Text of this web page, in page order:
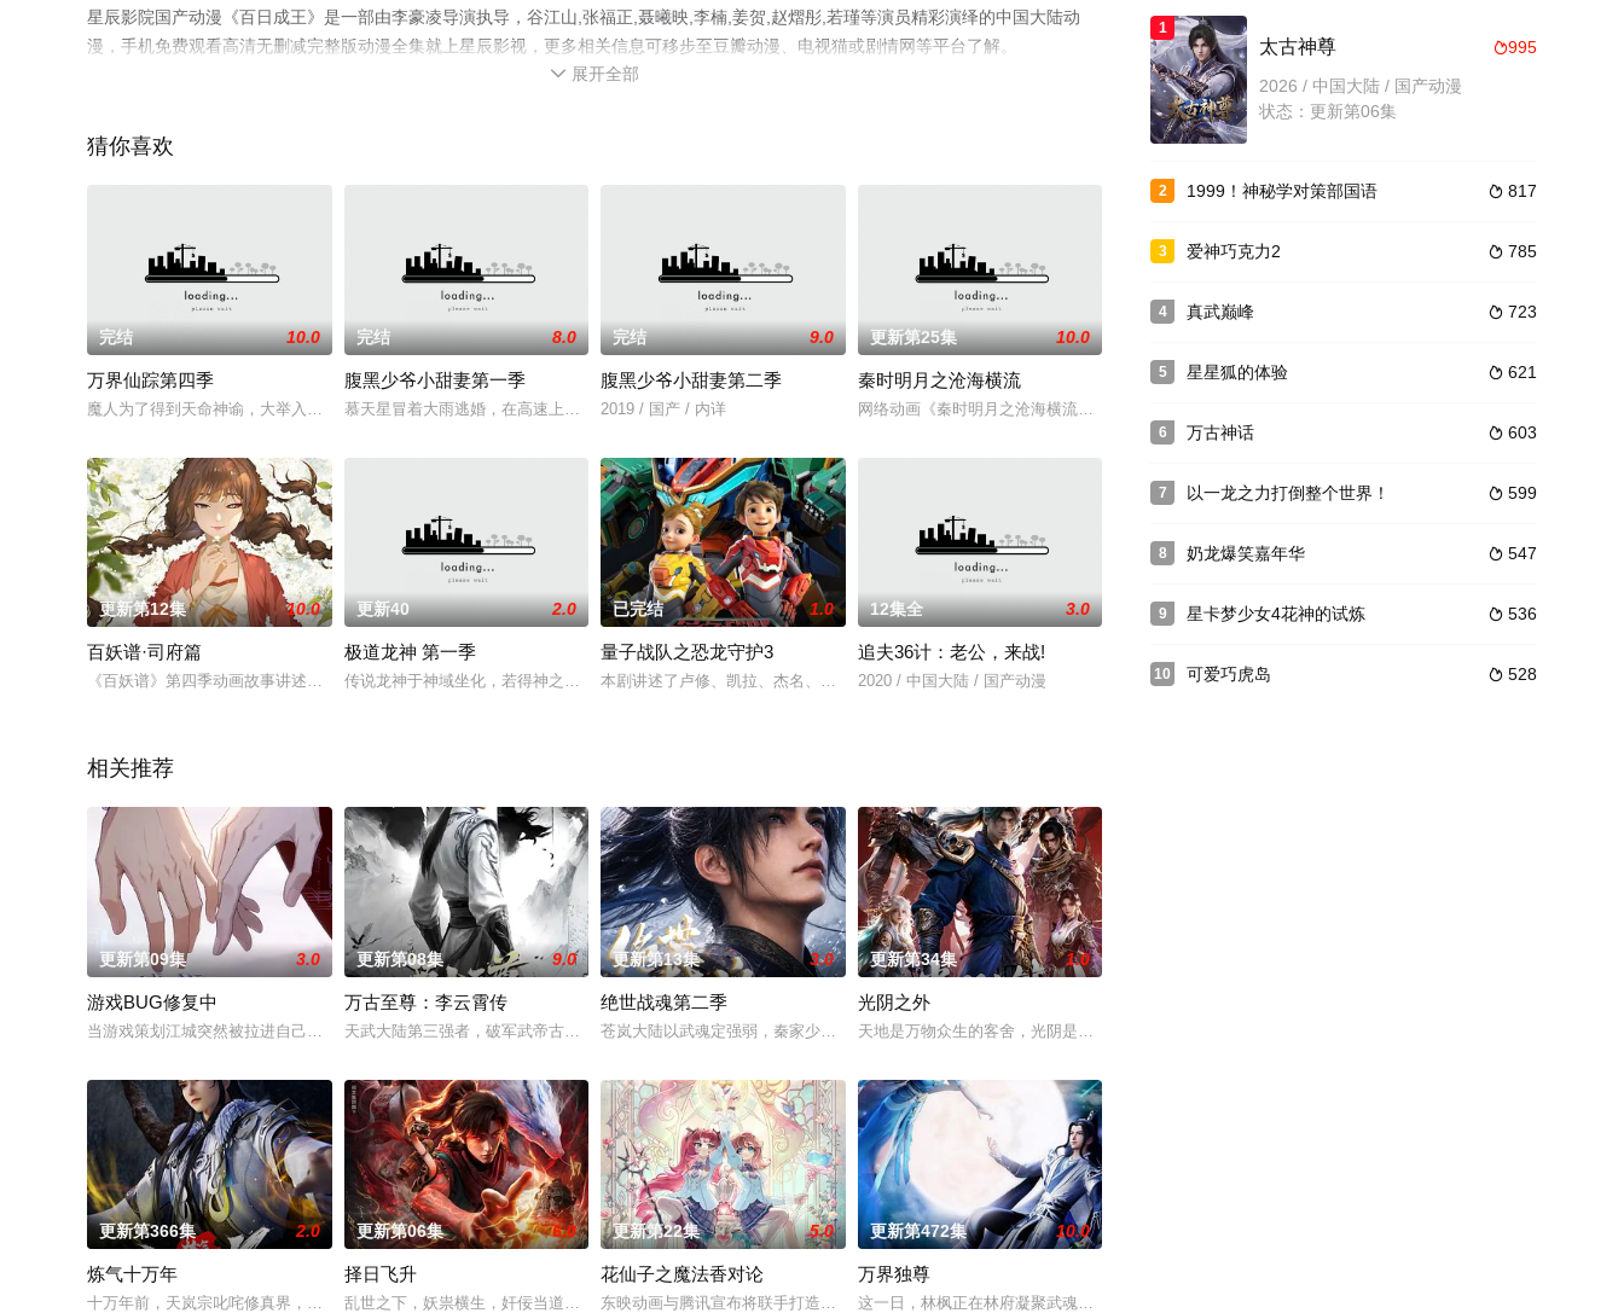
星辰影院国产动漫《百日成王》是一部由李豪凌导演执导，谷江山,张福正,聂曦映,李楠,姜贺,赵熠彤,若瑾等演员精彩演绎的中国大陆动
漫，手机免费观看高清无删减完整版动漫全集就上星辰影视，更多相关信息可移步至豆瓣动漫、电视猫或剧情网等平台了解。
 展开全部
猜你喜欢
完结 10.0
万界仙踪第四季
魔人为了得到天命神谕，大举入侵青羽世家，魔族首领亲自下场对战叶星云，但最终仍是棋差一招，被叶星云打败。与此同时，
完结 8.0
腹黑少爷小甜妻第一季
慕天星冒着大雨逃婚，在高速上拦下了凌冽的车，凌冽认出慕天星就是半年前救下自己的救命恩人，并得知慕天星联姻的对象竟
完结 9.0
腹黑少爷小甜妻第二季
2019 / 国产 / 内详
更新第25集 10.0
秦时明月之沧海横流
网络动画《秦时明月之沧海横流》是由沈乐平执导、杭州玄机科技信息技术有限公司出品的中国3D武侠动画《
更新第12集 10.0
百妖谱·司府篇
《百妖谱》第四季动画故事讲述，桃天带着小和尚磨牙、小狐妖滚滚和桃都老邻居柳公子一起继续为了寻找失踪的百妖谱而云游
更新40 2.0
极道龙神 第一季
传说龙神于神域坐化，若得神之传承者，成神州新主宰。各宗门帮派为夺龙神传承而纷争渐起。主人公楚千夜因其父遗失宗门镇
已完结 1.0
量子战队之恐龙守护3
本剧讲述了卢修、凯拉、杰名、欧泽四位少年，借助量子隧道穿梭于地球与太古星城之间，与星城特工携手寻找核心能源“太古
12集全 3.0
追夫36计：老公，来战!
2020 / 中国大陆 / 国产动漫
相关推荐
更新第09集 3.0
游戏BUG修复中
当游戏策划江城突然被拉进自己精心打造的数字世界时，他原本以为能在这片熟悉的地方游刃有余。然而，令他震惊的是，游戏
更新第08集 9.0
万古至尊：李云霄传
天武大陆第三强者，破军武帝古飞扬被世界规则所限，修为困在九天武帝境多年，难以突破。为了摆脱困境，借助神霄宫主曲红
更新第13集 3.0
绝世战魂第二季
苍岚大陆以武魂定强弱，秦家少主秦南本是废魂之身，受尽冷眼。机缘之下，他觉醒太古战神之魂，从此逆天改命。他横扫宗门
更新第34集 1.0
光阴之外
天地是万物众生的客舍，光阴是古往今来的过客。苍天残面张开诡异之眼，所视之处生灵涂炭，化为永恒的禁
更新第366集 2.0
炼气十万年
十万年前，天岚宗叱咤修真界，宗内弟子皆是天骄，所向披靡。唯独开山弟子徐阳一直是炼气期，为突破修为早日飞升，徐阳闭
更新第06集 6.0
择日飞升
乱世之下，妖祟横生，奸佞当道。又值幽界入侵，人、幽两界势力荼毒人间，捕蛇者许应因看不惯为幽界卖命的草头神欺压百姓
更新第22集 5.0
花仙子之魔法香对论
东映动画与腾讯宣布将联手打造『花仙子』全新动画
更新第472集 10.0
万界独尊
这一日，林枫正在林府凝聚武魂，不想，他才刚将剑武魂修炼成雏形，未婚妻姬漫夭就趁机夺走了他的武魂，
1
995
太古神尊
2026 / 中国大陆 / 国产动漫
状态：更新第06集
2  817
1999！神秘学对策部国语
3  785
爱神巧克力2
4  723
真武巅峰
5  621
星星狐的体验
6  603
万古神话
7  599
以一龙之力打倒整个世界！
8  547
奶龙爆笑嘉年华
9  536
星卡梦少女4花神的试炼
10  528
可爱巧虎岛